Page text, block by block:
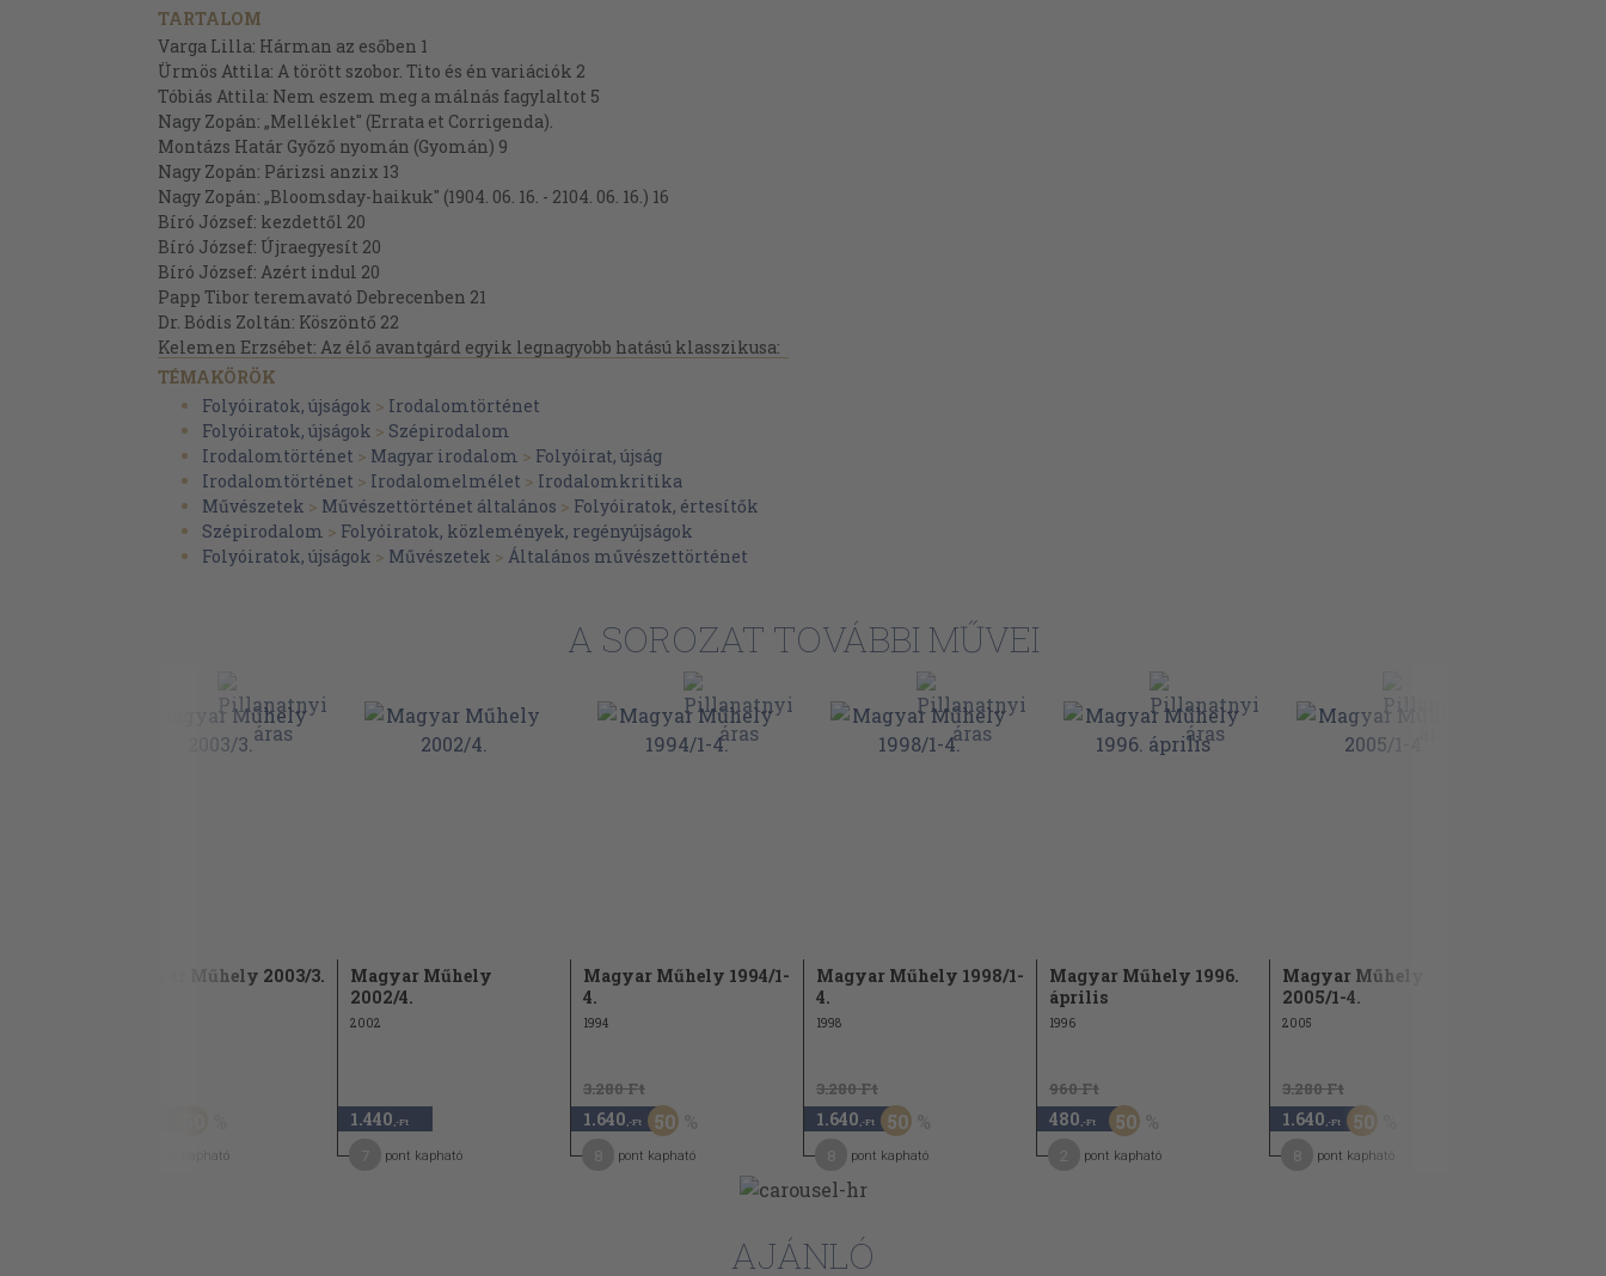
TARTALOM
Varga Lilla: Hárman az esőben 1
Ürmös Attila: A törött szobor. Tito és én variációk 2
Tóbiás Attila: Nem eszem meg a málnás fagylaltot 5
Nagy Zopán: „Melléklet" (Errata et Corrigenda).
Montázs Határ Győző nyomán (Gyomán) 9
Nagy Zopán: Párizsi anzix 13
Nagy Zopán: „Bloomsday-haikuk" (1904. 06. 16. - 2104. 06. 16.) 16
Bíró József: kezdettől 20
Bíró József: Újraegyesít 20
Bíró József: Azért indul 20
Papp Tibor teremavató Debrecenben 21
Dr. Bódis Zoltán: Köszöntő 22
Kelemen Erzsébet: Az élő avantgárd egyik legnagyobb hatású klasszikusa:
Papp Tibor 24
Szirmai Anna: Csontváz görkorcsolyával.
A hetvenes évek olasz művészete 26
Puskár Krisztián: Megreped az olasz film felszíne 37
Novotny Tihamér: A „Macskás ember" Gvárdián Ferenc kiállítása 41
Szombathy Bálint: Édes hazám
Herbert Anikó: Szándékos vakság 46
Triceps: Szívünkben kacag fel a napfény. Kiállítás Bada Dada (1963-2006)
ötvenedik születésnapjára 48
Péter László: Ctrl V Csoport: Kis Endre, Ricz Géza, Soltis Miklós, Varga
Munkatársaink 59
TÉMAKÖRÖK
Folyóiratok, újságok > Irodalomtörténet
Folyóiratok, újságok > Szépirodalom
Irodalomtörténet > Magyar irodalom > Folyóirat, újság
Irodalomtörténet > Irodalomelmélet > Irodalomkritika
Művészetek > Művészettörténet általános > Folyóiratok, értesítők
Szépirodalom > Folyóiratok, közlemények, regényújságok
Folyóiratok, újságok > Művészetek > Általános művészettörténet
A SOROZAT TOVÁBBI MŰVEI
Magyar Műhely 2003/3.
pont kapható
Magyar Műhely
2002/4.
2002
1.440 ,-Ft
pont kapható
Magyar Műhely 1994/1-
4.
1994
3.280 Ft
1.640 ,-Ft 50
pont kapható
Magyar Műhely 1998/1-
4.
1998
3.280 Ft
1.640 ,-Ft 50
pont kapható
Magyar Műhely 1996.
április
1996
960 Ft
480 ,-Ft 50
pont kapható
Magyar Műhely
2005/1-4.
2005
3.280 Ft
1.640 ,-Ft 50
pont kapható
AJÁNLÓ